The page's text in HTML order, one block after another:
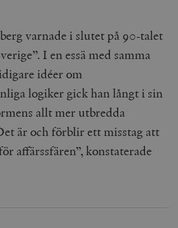
varnade i slutet på 90-talet
I en essä med samma
idéer om
logiker gick han långt i sin
allt mer utbredda
är och förblir ett misstag att
affärssfären”, konstaterade